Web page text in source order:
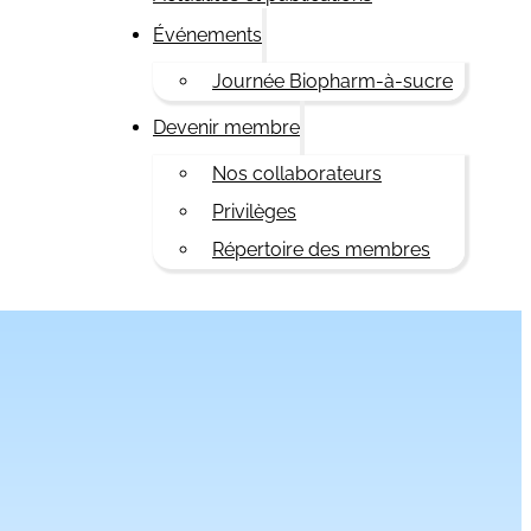
Événements
Journée Biopharm-à-sucre
Devenir membre
Nos collaborateurs
Privilèges
Répertoire des membres